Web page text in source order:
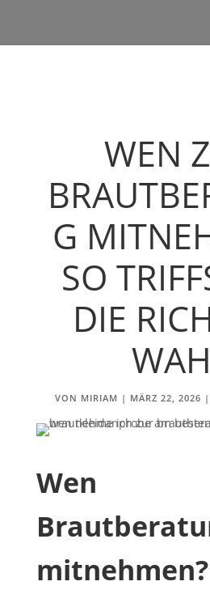
WEN
G
SO
DIE
VON MIRIAM | MÄRZ 22, 2026 |
Wen